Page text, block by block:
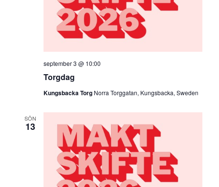
Torgdag
september 3 @ 10:00
Kungsbacka Torg Norra Torggatan, Kungsbacka, Sweden
SÖN
13